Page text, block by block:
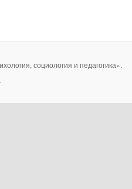
социология и педагогика».